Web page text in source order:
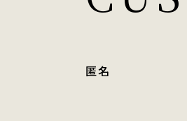
匿名